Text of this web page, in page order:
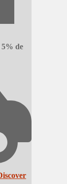
5% de